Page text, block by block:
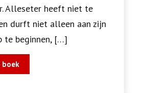
Alleseter heeft niet te
durft niet alleen aan zijn
te beginnen, […]